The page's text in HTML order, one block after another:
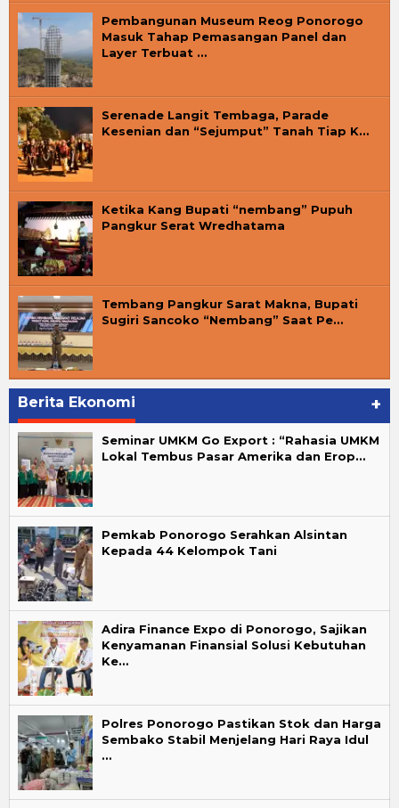
Pembangunan Museum Reog Ponorogo
Masuk Tahap Pemasangan Panel dan
Layer Terbuat …
Serenade Langit Tembaga, Parade
Kesenian dan “Sejumput” Tanah Tiap K…
Ketika Kang Bupati “nembang” Pupuh
Pangkur Serat Wredhatama
Tembang Pangkur Sarat Makna, Bupati
Sugiri Sancoko “Nembang” Saat Pe…
Berita Ekonomi +
Seminar UMKM Go Export : “Rahasia UMKM
Lokal Tembus Pasar Amerika dan Erop…
Pemkab Ponorogo Serahkan Alsintan
Kepada 44 Kelompok Tani
Adira Finance Expo di Ponorogo, Sajikan
Kenyamanan Finansial Solusi Kebutuhan
Ke…
Polres Ponorogo Pastikan Stok dan Harga
Sembako Stabil Menjelang Hari Raya Idul
…